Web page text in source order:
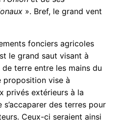
». Bref, le grand vent
fonciers agricoles
le grand saut visant à
terre entre les mains du
proposition vise à
privés extérieurs à la
des terres pour
Ceux-ci seraient ainsi